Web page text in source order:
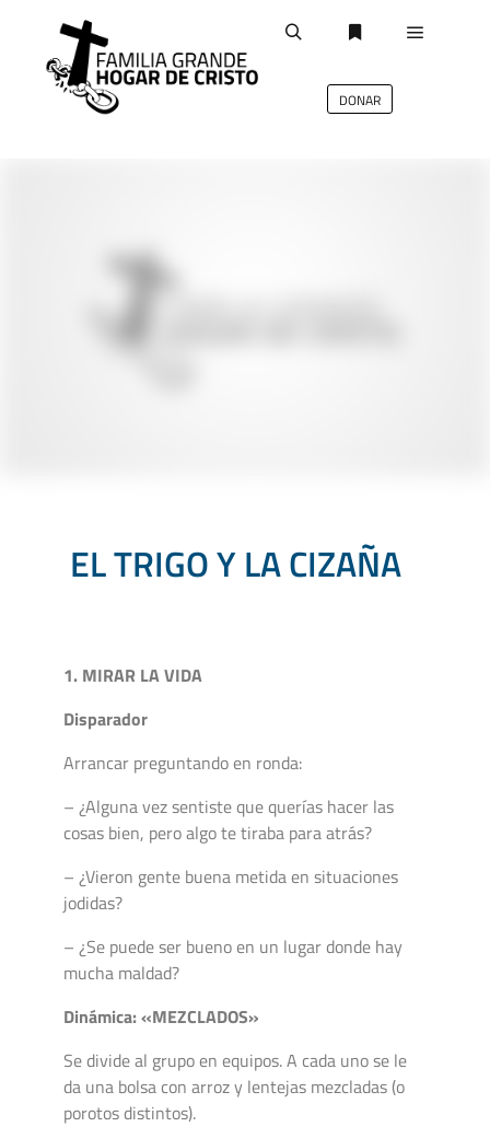
DONAR
EL TRIGO Y LA CIZAÑA
1. MIRAR LA VIDA
Disparador
Arrancar preguntando en ronda:
– ¿Alguna vez sentiste que querías hacer las
cosas bien, pero algo te tiraba para atrás?
– ¿Vieron gente buena metida en situaciones
jodidas?
– ¿Se puede ser bueno en un lugar donde hay
mucha maldad?
Dinámica: «MEZCLADOS»
Se divide al grupo en equipos. A cada uno se le
da una bolsa con arroz y lentejas mezcladas (o
porotos distintos).